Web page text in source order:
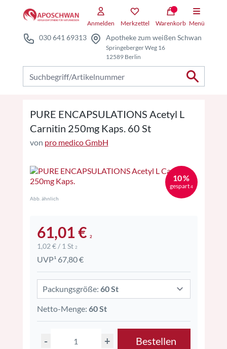
Anmelden Merkzettel Warenkorb Menü
030 641 69313 Apotheke zum weißen Schwan
Springeberger Weg 16
12589 Berlin
PURE ENCAPSULATIONS Acetyl L
Carnitin 250mg Kaps. 60 St
von pro medico GmbH
10 %
gespart 4
Abb. ähnlich
61,01 € 2
1,02 € / 1 St 2
UVP¹ 67,80 €
Packungsgröße: 60 St
Netto-Menge: 60 St
- + Bestellen